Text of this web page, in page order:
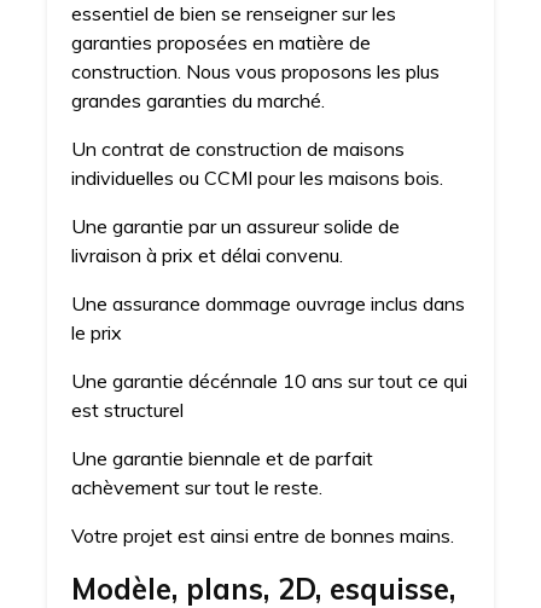
essentiel de bien se renseigner sur les
garanties proposées en matière de
construction. Nous vous proposons les plus
grandes garanties du marché.
Un contrat de construction de maisons
individuelles ou CCMI pour les maisons bois.
Une garantie par un assureur solide de
livraison à prix et délai convenu.
Une assurance dommage ouvrage inclus dans
le prix
Une garantie décénnale 10 ans sur tout ce qui
est structurel
Une garantie biennale et de parfait
achèvement sur tout le reste.
Votre projet est ainsi entre de bonnes mains.
Modèle, plans, 2D, esquisse,